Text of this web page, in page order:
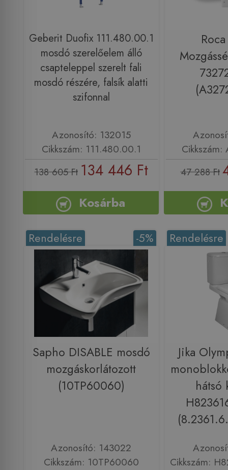
Geberit Duofix 111.480.00.1
mosdó szerelőelem álló
csapteleppel szerelt fali
mosdó részére, falsík alatti
szifonnal
Azonosító: 132015
Cikkszám: 111.480.00.1
138 605 Ft 134 446 Ft
Kosárba
47 288 Ft
-5%
Rendelésre
Sapho DISABLE mosdó
mozgáskorlátozott
(10TP60060)
Azonosító: 143022
Cikkszám: 10TP60060
Rendelésre
Jika
hátsó
Cikkszám: